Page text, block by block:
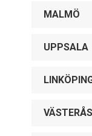
MALMÖ
UPPSALA
VÄSTERÅS